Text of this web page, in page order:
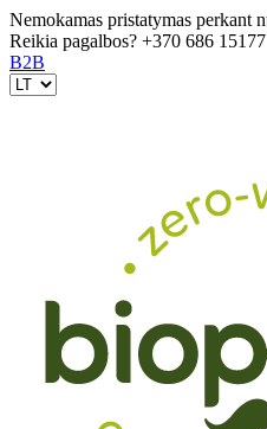
Nemokamas pristatymas perkant
Reikia pagalbos? +370 686 15177
B2B